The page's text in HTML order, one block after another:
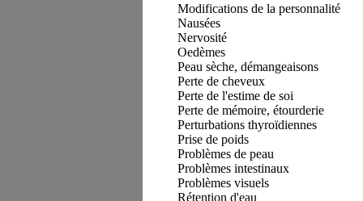
Modifications de la personnalité
Nausées
Nervosité
Oedèmes
Peau sèche, démangeaisons
Perte de cheveux
Perte de l'estime de soi
Perte de mémoire, étourderie
Perturbations thyroïdiennes
Prise de poids
Problèmes de peau
Problèmes intestinaux
Problèmes visuels
Rétention d'eau